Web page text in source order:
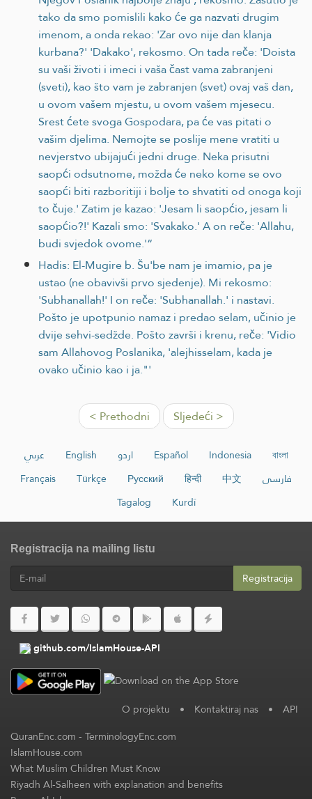
tako da smo pomislili kako će ga nazvati drugim
imenom, a onda rekao: 'Zar ovo nije dan klanja
kurbana?' 'Dakako', rekosmo. On tada reče: 'Doista
su vaši životi i imeci i vaša čast vama zabranjeni
(sveti), kao što vam je zabranjen (svet) ovaj vaš dan,
u ovom vašem mjestu, u ovom vašem mjesecu.
Srest ćete svoga Gospodara, pa će vas pitati o
vašim djelima. Nemojte se poslije mene vratiti u
nevjerstvo ubijajući jedni druge. Neka prisutni
saopći odsutnome, možda će neko kome se ovo
saopći biti razboritiji i bolje to shvatiti od onoga koji
to čuje.' Zatim je kazao: 'Jesam li saopćio, jesam li
saopćio?!' Kazali smo: 'Svakako.' A on reče: 'Allahu,
budi svjedok ovome.'“
Hadis: El-Mugire b. Šu'be nam je imamio, pa je
ustao (ne obavivši prvo sjedenje). Mi rekosmo:
'Subhanallah!' I on reče: 'Subhanallah.' i nastavi.
Pošto je upotpunio namaz i predao selam, učinio je
dvije sehvi-sedžde. Pošto završi i krenu, reče: 'Vidio
sam Allahovog Poslanika, 'alejhisselam, kada je
ovako učinio kao i ja."'
< Prethodni Sljedeći >
عربي English اردو Español Indonesia
বাংলা
Français
Türkçe Русский हिन्दी 中文
فارسی
Tagalog
Kurdî
Registracija na mailing listu
Registracija
github.com/IslamHouse-API
O projektu • Kontaktiraj nas • API
QuranEnc.com-TerminologyEnc.com
IslamHouse.com
What Muslim Children Must Know
Riyadh Al-Salheen with explanation and benefits